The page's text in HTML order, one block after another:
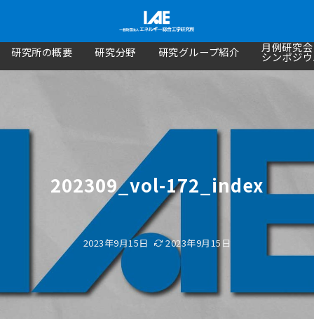
研究所の概要 研究分野 研究グループ紹介 月例研究
シンポジ
202309_vol-172_index
2023年9月15日 2023年9月15日